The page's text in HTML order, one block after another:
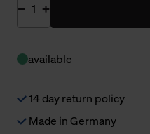
available
14 day return policy
Made in Germany